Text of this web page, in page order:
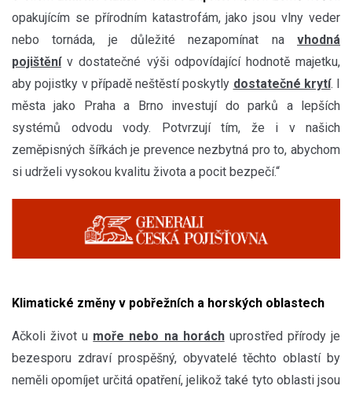
opakujícím se přírodním katastrofám, jako jsou vlny veder
nebo tornáda, je důležité nezapomínat na vhodná
pojištěnív dostatečné výši odpovídající hodnotě majetku,
aby pojistky v případě neštěstí poskytly dostatečné krytí. I
města jako Praha a Brno investují do parků a lepších
systémů odvodu vody. Potvrzují tím, že i v našich
zeměpisných šířkách je prevence nezbytná pro to, abychom
si udrželi vysokou kvalitu života a pocit bezpečí.“
Klimatické změny v pobřežních a horských oblastech
Ačkoli život u moře nebo na horáchuprostřed přírody je
bezesporu zdraví prospěšný, obyvatelé těchto oblastí by
neměli opomíjet určitá opatření, jelikož také tyto oblasti jsou